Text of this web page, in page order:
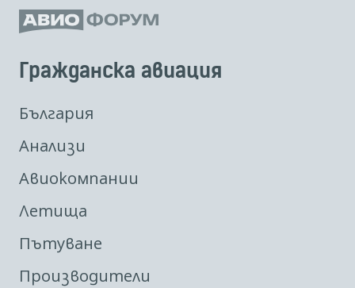
Гражданска авиация
България
Анализи
Авиокомпании
Летища
Пътуване
Производители